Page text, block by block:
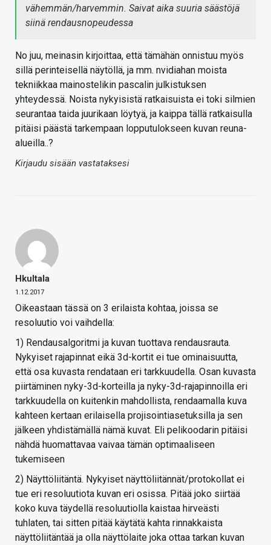
vähemmän/harvemmin. Saivat aika suuria säästöjä
siinä rendausnopeudessa
No juu, meinasin kirjoittaa, että tämähän onnistuu myös
sillä perinteisellä näytöllä, ja mm. nvidiahan moista
tekniikkaa mainostelikin pascalin julkistuksen
yhteydessä. Noista nykyisistä ratkaisuista ei toki silmien
seurantaa taida juurikaan löytyä, ja kaippa tällä ratkaisulla
pitäisi päästä tarkempaan lopputulokseen kuvan reuna-
alueilla..?
Kirjaudu sisään vastataksesi
Hkultala
1.12.2017
Oikeastaan tässä on 3 erilaista kohtaa, joissa se
resoluutio voi vaihdella:
1) Rendausalgoritmi ja kuvan tuottava rendausrauta.
Nykyiset rajapinnat eikä 3d-kortit ei tue ominaisuutta,
että osa kuvasta rendataan eri tarkkuudella. Osan kuvasta
piirtäminen nyky-3d-korteilla ja nyky-3d-rajapinnoilla eri
tarkkuudella on kuitenkin mahdollista, rendaamalla kuva
kahteen kertaan erilaisella projisointiasetuksilla ja sen
jälkeen yhdistämällä nämä kuvat. Eli pelikoodarin pitäisi
nähdä huomattavaa vaivaa tämän optimaaliseen
tukemiseen
2) Näyttöliitäntä. Nykyiset näyttöliitännät/protokollat ei
tue eri resoluutiota kuvan eri osissa. Pitää joko siirtää
koko kuva täydellä resoluutiolla kaistaa hirveästi
tuhlaten, tai sitten pitää käytätä kahta rinnakkaista
näyttöliitäntää ja olla näyttölaite joka ottaa tarkan kuvan